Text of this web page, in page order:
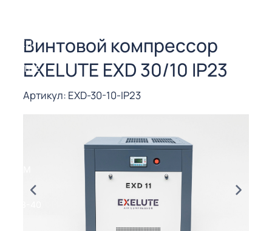
Винтовой компрессор
EXELUTE EXD 30/10 IP23
Артикул: EXD-30-10-IP23
РЕЗКИ